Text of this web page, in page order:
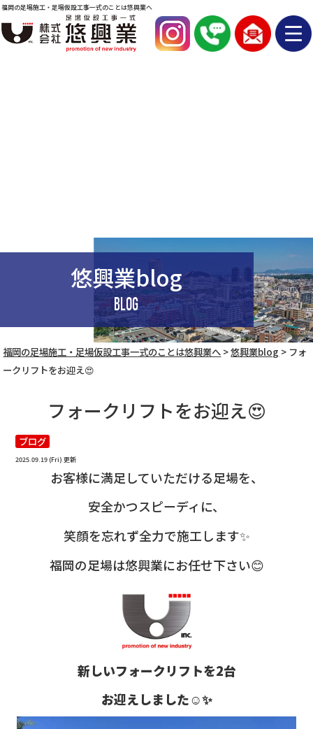
福岡の足場施工・足場仮設工事一式のことは悠興業へ
悠興業blog
BLOG
福岡の足場施工・足場仮設工事一式のことは悠興業へ >悠興業blog > フォ
ークリフトをお迎え😍
フォークリフトをお迎え😍
ブログ
2025.09.19 (Fri) 更新
お客様に満足していただける足場を、
安全かつスピーディに、
笑顔を忘れず全力で施工します✨
福岡の足場は悠興業にお任せ下さい😊
新しいフォークリフトを2台
お迎えしました☺️✨